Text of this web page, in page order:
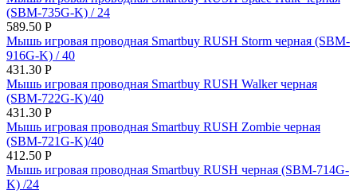
(SBM-735G-K) / 24
589.50 Р
Мышь игровая проводная Smartbuy RUSH Storm черная (SBM-
916G-K) / 40
431.30 Р
Мышь игровая проводная Smartbuy RUSH Walker черная
(SBM-722G-K)/40
431.30 Р
Мышь игровая проводная Smartbuy RUSH Zombie черная
(SBM-721G-K)/40
412.50 Р
Мышь игровая проводная Smartbuy RUSH черная (SBM-714G-
K) /24